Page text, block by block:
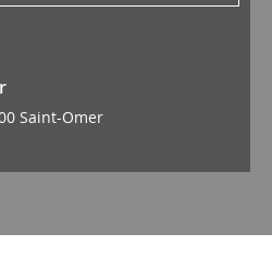
Saint-Omer